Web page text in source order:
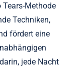
Tears-Methode
Techniken,
fördert eine
jede Nacht